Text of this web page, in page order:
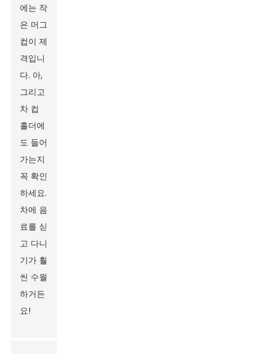
에는 작
은 머그
컵이 제
격입니
다. 아,
그리고
차 컵
홀더에
도 들어
가는지
꼭 확인
하세요.
차에 음
료를 싣
고 다니
기가 훨
씬 수월
하거든
요!